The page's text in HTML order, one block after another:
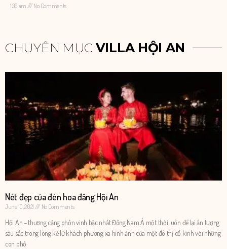
1:39 am No Comments
CHUYÊN MỤC VILLA HỘI AN
Nét đẹp của đèn hoa đăng Hội An
June 10, 2021 No Comments
Hội An – thương cảng phồn vinh bậc nhất Đông Nam Á một thời luôn để lại ấn tượng
sâu sắc trong lòng kẻ lữ khách phương xa hình ảnh của một đô thị cổ kính với những
con phố